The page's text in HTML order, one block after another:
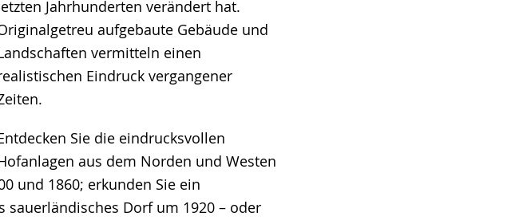
Jahrhunderten verändert hat.
aufgebaute Gebäude und
vermitteln einen
Eindruck vergangener
Sie die eindrucksvollen
aus dem Norden und Westen
und 1860; erkunden Sie ein
Dorf um 1920 – oder